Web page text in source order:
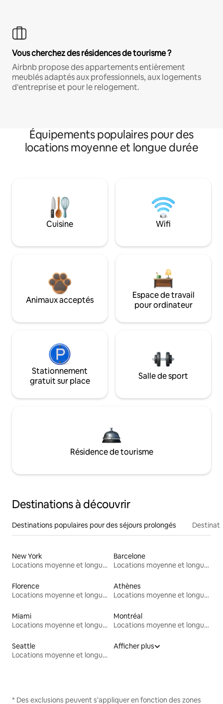
Vous cherchez des résidences de tourisme ?
Airbnb propose des appartements entièrement
meublés adaptés aux professionnels, aux logements
d'entreprise et pour le relogement.
Équipements populaires pour des
locations moyenne et longue durée
Cuisine Wifi
Animaux acceptés
Espace de travail
pour ordinateur
Stationnement
gratuit sur place
Salle de sport
Résidence de tourisme
Destinations à découvrir
Destinations populaires pour des séjours prolongés
New York
Locations moyenne et longue durée
Barcelone
Locations moyenne et longue durée
Florence
Locations moyenne et longue durée
Athènes
Locations moyenne et longue durée
Miami
Locations moyenne et longue durée
Montréal
Locations moyenne et longue durée
Seattle
Locations moyenne et longue durée
Afficher plus
* Des exclusions peuvent s'appliquer en fonction des zones